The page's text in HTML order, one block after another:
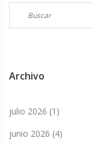
Archivo
julio 2026 (1)
junio 2026 (4)